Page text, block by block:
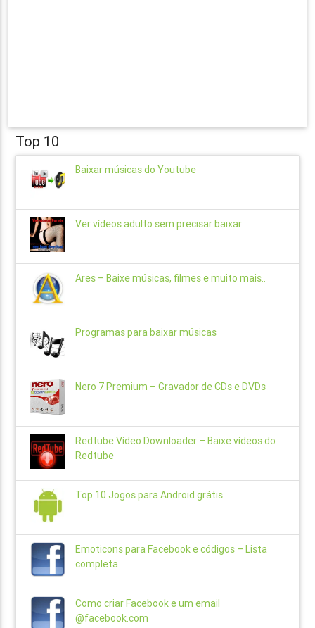
Top 10
Baixar músicas do Youtube
Ver vídeos adulto sem precisar baixar
Ares – Baixe músicas, filmes e muito mais..
Programas para baixar músicas
Nero 7 Premium – Gravador de CDs e DVDs
Redtube Vídeo Downloader – Baixe vídeos do
Redtube
Top 10 Jogos para Android grátis
Emoticons para Facebook e códigos – Lista
completa
Como criar Facebook e um email
@facebook.com